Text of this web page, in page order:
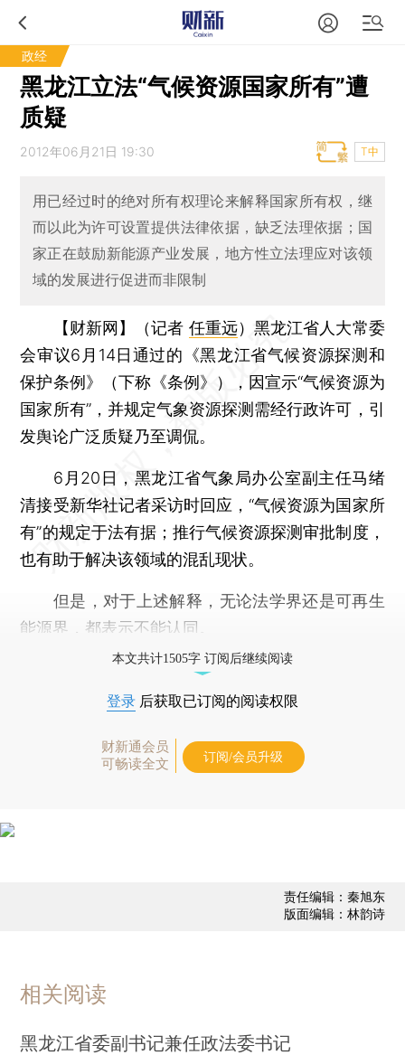
政经
黑龙江立法“气候资源国家所有”遭
质疑
2012年06月21日 19:30 T中
用已经过时的绝对所有权理论来解释国家所有权，继
而以此为许可设置提供法律依据，缺乏法理依据；国
家正在鼓励新能源产业发展，地方性立法理应对该领
域的发展进行促进而非限制
【财新网】（记者 任重远） 黑龙江省人大常委
会审议6月14日通过的《黑龙江省气候资源探测和
保护条例》（下称《条例》），因宣示“气候资源为
国家所有”，并规定气象资源探测需经行政许可，引
发舆论广泛质疑乃至调侃。
6月20日，黑龙江省气象局办公室副主任马绪
清接受新华社记者采访时回应，“气候资源为国家所
有”的规定于法有据；推行气候资源探测审批制度，
也有助于解决该领域的混乱现状。
但是，对于上述解释，无论法学界还是可再生
能源界，都表示不能认同。
本文共计1505字 订阅后继续阅读
登录 后获取已订阅的阅读权限
财新通会员
可畅读全文
订阅/会员升级
责任编辑：秦旭东
版面编辑：林韵诗
相关阅读
黑龙江省委副书记兼任政法委书记